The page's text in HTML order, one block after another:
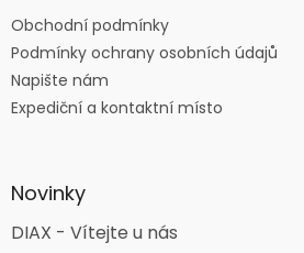
Obchodní podmínky
Podmínky ochrany osobních údajů
Napište nám
Expediční a kontaktní místo
Novinky
DIAX - Vítejte u nás